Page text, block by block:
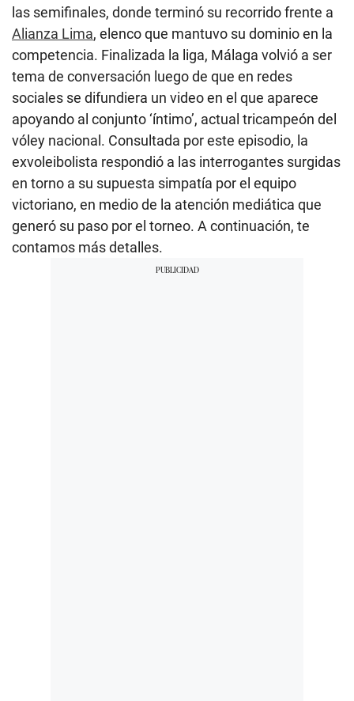
las semifinales, donde terminó su recorrido frente a
Alianza Lima, elenco que mantuvo su dominio en la
competencia. Finalizada la liga, Málaga volvió a ser
tema de conversación luego de que en redes
sociales se difundiera un video en el que aparece
apoyando al conjunto ‘íntimo’, actual tricampeón del
vóley nacional. Consultada por este episodio, la
exvoleibolista respondió a las interrogantes surgidas
en torno a su supuesta simpatía por el equipo
victoriano, en medio de la atención mediática que
generó su paso por el torneo. A continuación, te
contamos más detalles.